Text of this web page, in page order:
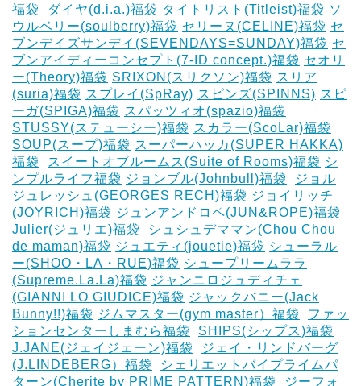
福袋
ダイヤ(d.i.a.)福袋 タイトリスト(Titleist)福袋 ソ
ウルベリー(soulberry)福袋 セリーヌ(CELINE)福袋 セ
ブンデイズサンデイ(SEVENDAYS=SUNDAY)福袋 セ
ブンアイディーコンセプト(7-ID concept.)福袋 セオリ
ー(Theory)福袋 SRIXON(スリクソン)福袋 スリア
(suria)福袋 スプレイ(SpRay) スピンズ(SPINNS) スピ
ーガ(SPIGA)福袋 スパッツィオ(spazio)福袋
STUSSY(ステューシー)福袋 スカラー(ScoLar)福袋
SOUP(スープ)福袋 スーパーハッカ(SUPER HAKKA)
福袋
スイートオブルームス(Suite of Rooms)福袋 シ
ンプルライフ福袋 ジョンブル(Johnbull)福袋
ジョル
ジュレッシュ(GEORGES RECH)福袋 ジョイリッチ
(JOYRICH)福袋 ジュンアンドロペ(JUN&ROPE)福袋
Julier(ジュリエ)福袋
シュシュデママン(Chou Chou
de maman)福袋 ジュエティ(jouetie)福袋 シューラル
ー(SHOO・LA・RUE)福袋 シュープリームララ
(Supreme.La.La)福袋 ジャンニロジュディチェ
(GIANNI LO GIUDICE)福袋 ジャックバニー(Jack
Bunny!!)福袋 ジムマスター(gym master）福袋
ファッ
ションセンターしまむら福袋
SHIPS(シップス)福袋
J.JANE(ジェイジェーン)福袋
ジェイ・リンドバーグ
(J.LINDEBERG）福袋
シェリエットバイプライムパ
ターン(Cherite by PRIME PATTERN)福袋
ジーフォ